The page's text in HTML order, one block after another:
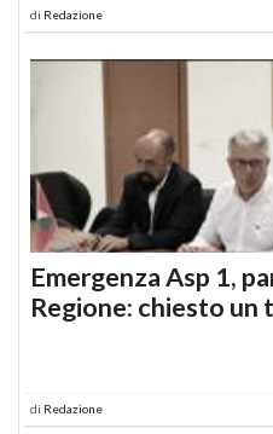
di Redazione
Emergenza Asp 1,
Regione: chiesto
di Redazione